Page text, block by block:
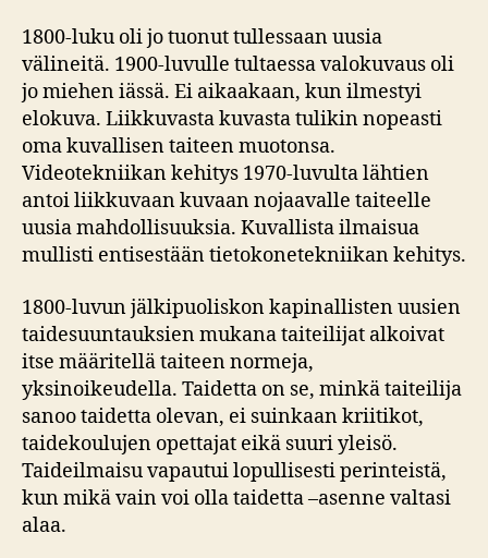
1800-luku oli jo tuonut tullessaan uusia
välineitä. 1900-luvulle tultaessa valokuvaus oli
jo miehen iässä. Ei aikaakaan, kun ilmestyi
elokuva. Liikkuvasta kuvasta tulikin nopeasti
oma kuvallisen taiteen muotonsa.
Videotekniikan kehitys 1970-luvulta lähtien
antoi liikkuvaan kuvaan nojaavalle taiteelle
uusia mahdollisuuksia. Kuvallista ilmaisua
mullisti entisestään tietokonetekniikan kehitys.
1800-luvun jälkipuoliskon kapinallisten uusien
taidesuuntauksien mukana taiteilijat alkoivat
itse määritellä taiteen normeja,
yksinoikeudella. Taidetta on se, minkä taiteilija
sanoo taidetta olevan, ei suinkaan kriitikot,
taidekoulujen opettajat eikä suuri yleisö.
Taideilmaisu vapautui lopullisesti perinteistä,
kun mikä vain voi olla taidetta –asenne valtasi
alaa.